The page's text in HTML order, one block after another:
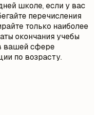
школе, если у вас
перечисления
только наиболее
окончания учебы
вашей сфере
по возрасту.